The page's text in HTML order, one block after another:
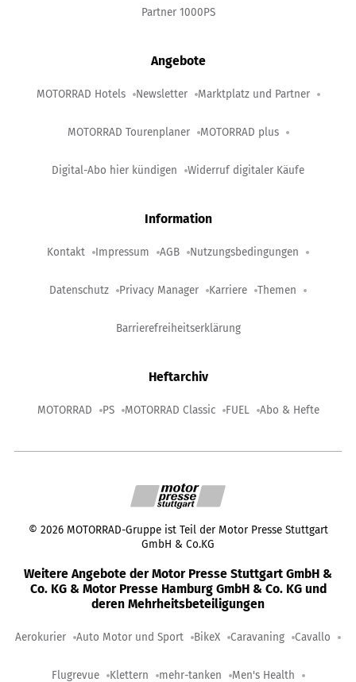
Partner 1000PS
Angebote
MOTORRAD Hotels Newsletter Marktplatz und Partner
MOTORRAD Tourenplaner MOTORRAD plus
Digital-Abo hier kündigen Widerruf digitaler Käufe
Information
Kontakt Impressum AGB Nutzungsbedingungen
Datenschutz Privacy Manager Karriere Themen
Barrierefreiheitserklärung
Heftarchiv
MOTORRAD PS MOTORRAD Classic FUEL Abo & Hefte
© 2026 MOTORRAD-Gruppe ist Teil der Motor Presse Stuttgart
GmbH & Co.KG
Weitere Angebote der Motor Presse Stuttgart GmbH &
Co. KG & Motor Presse Hamburg GmbH & Co. KG und
deren Mehrheitsbeteiligungen
Aerokurier Auto Motor und Sport BikeX Caravaning Cavallo
Flugrevue Klettern mehr-tanken Men's Health